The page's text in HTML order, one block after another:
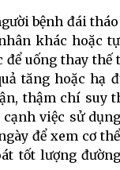
bệnh đái
khác hoặc
uống thay
tăng hoặc hạ
thậm chí suy
cạnh việc sử
để xem cơ
tốt lượng